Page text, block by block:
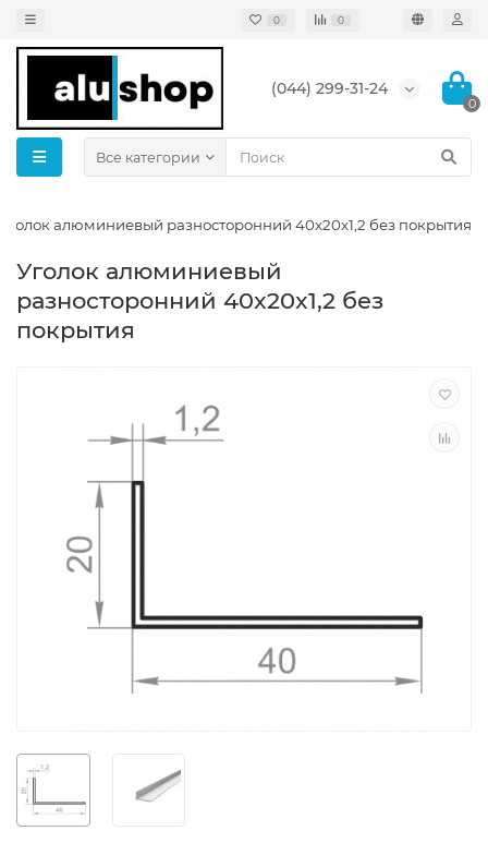
0 0
(044) 299-31-24
0
Все категории
Уголок алюминиевый разносторонний 40x20x1,2 без покрытия
Уголок алюминиевый
разносторонний 40x20x1,2 без
покрытия